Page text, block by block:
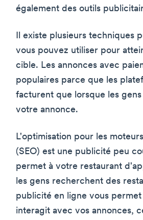
également des outils
Il existe plusieurs techniques
vous pouvez utiliser pour
cible. Les annonces avec
populaires parce que les
facturent que lorsque les
votre annonce.
L'optimisation pour les
(SEO) est une publicité peu
permet à votre restaurant
les gens recherchent des
publicité en ligne vous
interagit avec vos annonces,